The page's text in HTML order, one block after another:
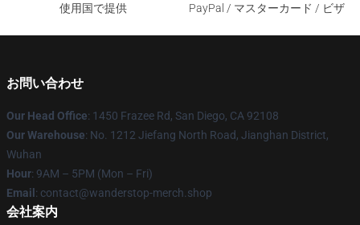
使用国で提供
PayPal / マスターカード / ビザ
お問い合わせ
Our Head Office: 1450 Frazee Rd, San Diego, CA 92108
Our Warehouse: No. 1212 Jiefang North Road, Jianghan District,
Wuhan
Hour: 9AM – 5PM (Mon – Fri)
Email : contact@wanderstop-merch.shop
会社案内